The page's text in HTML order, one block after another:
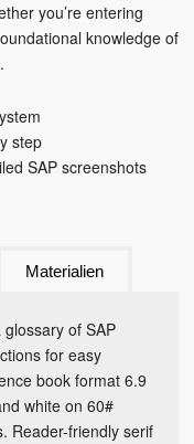
you’re entering
knowledge of
step
SAP screenshots
Materialien
of SAP
for easy
book format 6.9
white on 60#
Reader-friendly serif